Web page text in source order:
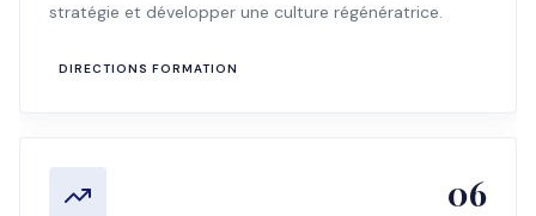
stratégie et développer une culture régénératrice.
DIRECTIONS FORMATION
06